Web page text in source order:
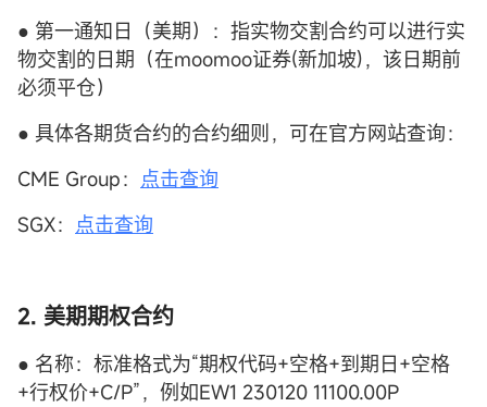
● 第一通知日（美期）：指实物交割合约可以进行实
物交割的日期（在moomoo证券(新加坡)，该日期前
必须平仓）
● 具体各期货合约的合约细则，可在官方网站查询：
CME Group： 点击查询
SGX： 点击查询
2. 美期期权合约
● 名称：标准格式为“期权代码+空格+到期日+空格
+行权价+C/P”，例如EW1 230120 11100.00P